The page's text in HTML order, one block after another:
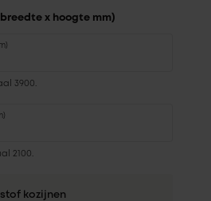
x hoogte mm)
3900.
2100.
kozijnen